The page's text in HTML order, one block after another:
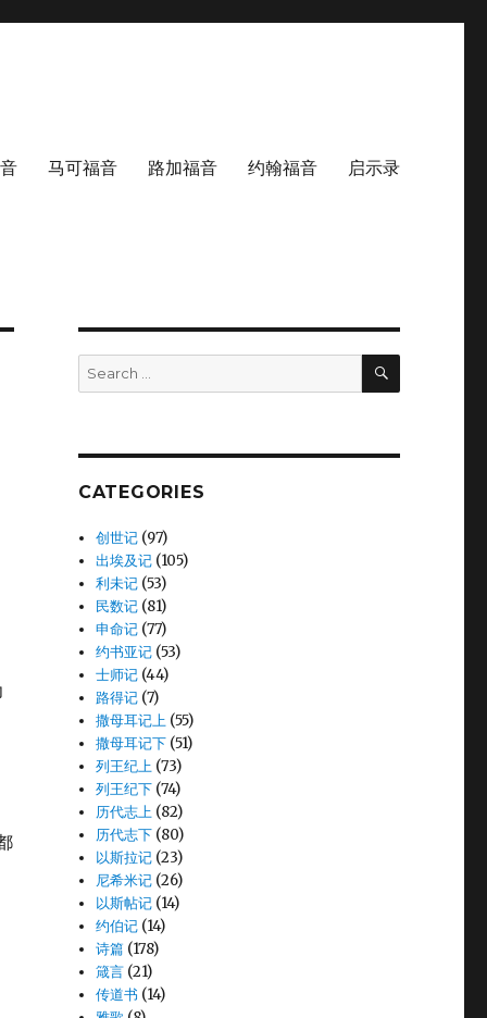
马可福音 路加福音 约翰福音 启示录
Search
for:
SEARCH
CATEGORIES
创世记 (97)
出埃及记 (105)
利未记 (53)
民数记 (81)
申命记 (77)
约书亚记 (53)
士师记 (44)
路得记 (7)
撒母耳记上 (55)
撒母耳记下 (51)
列王纪上 (73)
列王纪下 (74)
历代志上 (82)
历代志下 (80)
以斯拉记 (23)
尼希米记 (26)
以斯帖记 (14)
约伯记 (14)
诗篇 (178)
箴言 (21)
传道书 (14)